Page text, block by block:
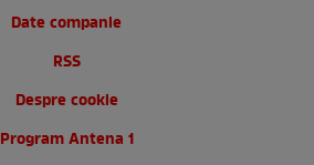
Date companie
RSS
Despre cookie
Program Antena 1